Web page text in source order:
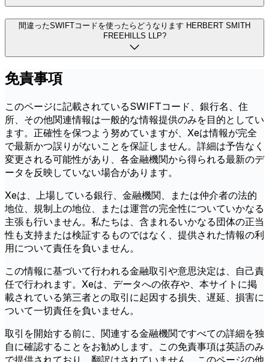
間違ったSWIFTコードを使ったらどうなります HERBERT SMITH
FREEHILLS LLP?
免責事項
このページに記載されているSWIFTコード、銀行名、住
所、その他関連情報は一般的な情報提供のみを目的としてい
ます。正確性を保つよう努めていますが、Xeは情報が完全
で最新かつ誤りがないことを保証しません。詳細は予告なく
変更される可能性があり、各金融機関から得られる最新のデ
ータを反映していない場合があります。
Xeは、上場している銀行、金融機関、または仲介者の法的
地位、規制上の地位、または運営の完全性についていかなる
主張も行いません。私たちは、含まれるいかなる団体の正当
性も支持または検証するものではなく、提供された情報の利
用について責任を負いません。
この情報に基づいて行われる金融取引や意思決定は、自己責
任で行われます。Xeは、データへの依存や、本サイトに掲
載されている第三者との取引に起因する損失、遅延、損害に
ついて一切責任を負いません。
取引を開始する前に、関連する金融機関ですべての詳細を独
自に確認することをお勧めします。この免責事項は英語のみ